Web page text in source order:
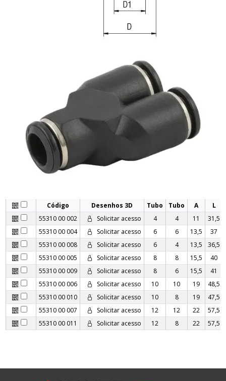
Código Desenhos 3D Tubo Tubo A L
55310 00 002
Solicitar acesso 4 4 11
31,5
55310 00 004
Solicitar acesso 6 6 13,5
37
55310 00 008
Solicitar acesso 6 4 13,5
36,5
55310 00 005
Solicitar acesso 8 8 15,5
40
55310 00 009
Solicitar acesso 8 6 15,5
41
55310 00 006
Solicitar acesso 10 10 19
48,5
55310 00 010
Solicitar acesso 10 8 19
47,5
55310 00 007
Solicitar acesso 12 12 22
57,5
55310 00 011
Solicitar acesso 12 8 22 57,5